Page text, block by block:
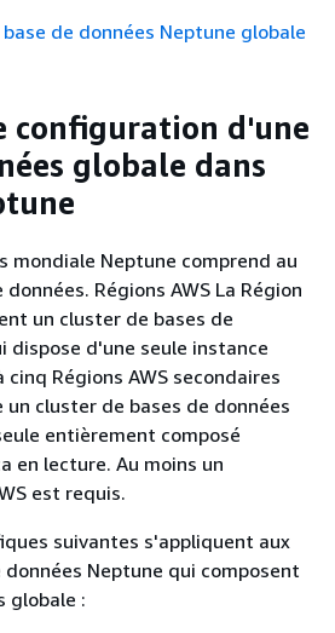
base de données Neptune globale
configuration d'une
globale dans
mondiale Neptune comprend au
Régions AWS La Région
un cluster de bases de
dispose d'une seule instance
Régions AWS secondaires
cluster de bases de données
entièrement composé
en lecture. Au moins un
est requis.
suivantes s'appliquent aux
Neptune qui composent
globale :